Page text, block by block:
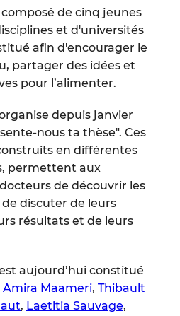
de cinq jeunes
et d'universités
afin d'encourager le
partager des idées et
pour l’alimenter.
depuis janvier
nous ta thèse". Ces
en différentes
permettent aux
de découvrir les
discuter de leurs
résultats et de leurs
aujourd’hui constitué
Amira Maameri, Thibault
, Laetitia Sauvage,